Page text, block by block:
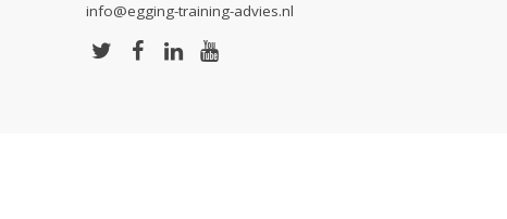
info@egging-training-advies.nl